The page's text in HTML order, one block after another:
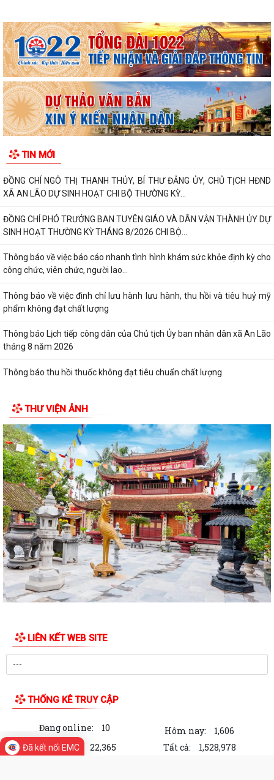
TIN MỚI
HẢI PHÒNG QUYẾT TÂM THỰC HIỆN MỤC TIÊU TĂNG TRƯỞNG GRDP
TỪ 13% TRỞ LÊN
XÃ AN LÃO TỔ CHỨC HỘI NGHỊ ĐỐI THOẠI GIỮA NGƯỜI ĐỨNG ĐẦU
CẤP ỦY, CHÍNH QUYỀN VỚI NHÂN DÂN NĂM 2026.
XÃ AN LÃO GIAO BAN CÔNG TÁC CẢI CÁCH HÀNH CHÍNH QUÝ III NĂM
2026
NĂM 2026.
ĐỒNG CHÍ NGÔ THỊ THANH THỦY, BÍ THƯ ĐẢNG ỦY, CHỦ TỊCH HĐND
XÃ AN LÃO DỰ SINH HOẠT CHI BỘ THƯỜNG KỲ...
ĐỒNG CHÍ PHÓ TRƯỞNG BAN TUYÊN GIÁO VÀ DÂN VẬN THÀNH ỦY DỰ
SINH HOẠT THƯỜNG KỲ THÁNG 8/2026 CHI BỘ...
Thông báo về việc báo cáo nhanh tình hình khám sức khỏe định kỳ cho
công chức, viên chức, người lao...
Thông báo về việc đình chỉ lưu hành lưu hành, thu hồi và tiêu huỷ mỹ
phẩm không đạt chất lượng
Thông báo Lịch tiếp công dân của Chủ tịch Ủy ban nhân dân xã An Lão
tháng 8 năm 2026
Thông báo thu hồi thuốc không đạt tiêu chuẩn chất lượng
ĐẢM AN TOÀN THỰC PHẨM TẠI CÁC CƠ SỞ SẢN...
Đảng ủy - HĐND - UBND - Ủy ban MTTQ Việt Nam xã An Lão dâng
hương tri ân các anh hùng liệt sĩ
Thông báo số 43/TB-HĐND, ngày 29/7/2026 về Kết quả kỳ họp thứ 3
HĐND thành phố
ĐỒNG CHÍ LÊ VĂN HUY PHÓ CHỦ TỊCH UBND XÃ THĂM, TẶNG QUÀ
CÁC GIA ĐÌNH CHÍNH SÁCH NHÂN DỊP 27/7
ĐỒNG CHÍ NGUYỄN VĂN QUANG, PHÓ BÍ THƯ THƯỜNG TRỰC ĐẢNG ỦY
XÃ CHỦ TRÌ HỘI NGHỊ LÀM VIỆC VỚI BÍ THƯ...
ĐẢNG ỦY - HĐND - UBND - ỦY BAN MTTQ VIỆT NAM XÃ AN LÃO
THĂM, TẶNG QUÀ GIA ĐÌNH CHÍNH SÁCH NHÂN KỶ...
dự thảo Nghị quyết của Hội đồng...
XÃ AN LÃO TRUYỀN THÔNG VỀ DỰ THẢO NGHỊ QUYẾT QUY ĐỊNH
Đồng chí Bùi Thị Hưng, Phó Chủ tịch HĐND xã thăm, tặng quà gia đình
XÃ AN LÃO TIẾP TỤC RA QUÂN BẢO ĐẢM TRẬT TỰ AN TOÀN GIAO
THÔNG, TRẬT TỰ CÔNG CỘNG VÀ VỆ SINH MÔI...
THƯ VIỆN ẢNH
LIÊN KẾT WEB SITE
THỐNG KÊ TRUY CẬP
Đang online: 10 Hôm nay:
1,606
Trong tuần:
22,365 Tất cả: 1,528,978
Đã kết nối EMC